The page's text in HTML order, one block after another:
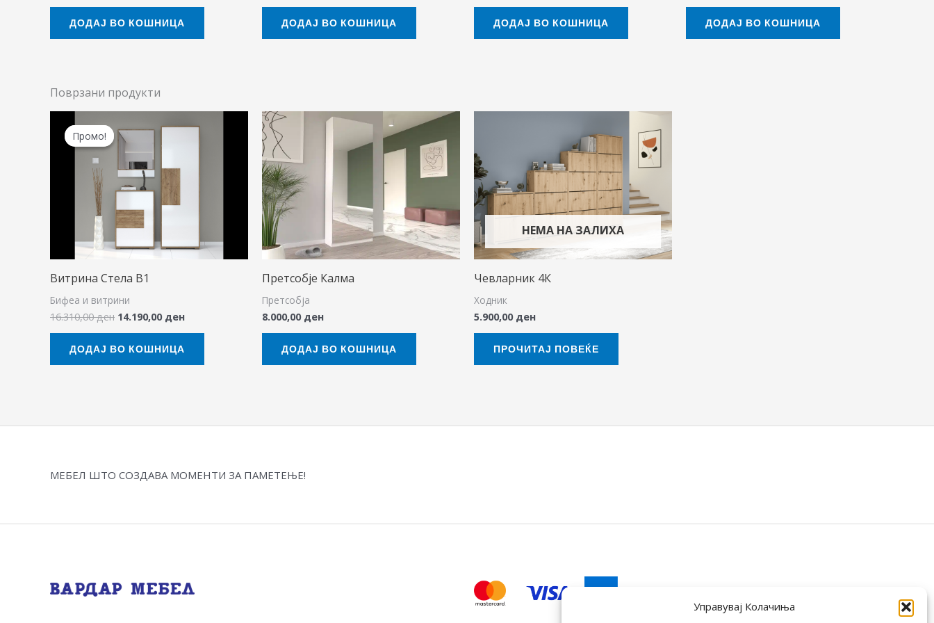
Управувај Колачиња
ДОДАЈ ВО КОШНИЦА ДОДАЈ ВО КОШНИЦА ДОДАЈ ВО КОШНИЦА ДОДАЈ ВО КОШНИЦА
Поврзани продукти
Промо!
Промо!
Витрина Стела В1
Бифеа и витрини
16.310,00ден
price
was:
16.310,00 ден.
14.190,00 ден
price
ДОДАЈ ВО КОШНИЦА
Претсобје Калма
Претсобја
8.000,00 ден
ДОДАЈ ВО КОШНИЦА
НЕМА НА ЗАЛИХА
Чевларник 4К
Ходник
5.900,00 ден
ПРОЧИТАЈ ПОВЕЌЕ
МЕБЕЛ ШТО СОЗДАВА МОМЕНТИ ЗА ПАМЕТЕЊЕ!